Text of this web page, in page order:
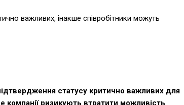
важливих, інакше співробітники можуть
статусу критично важливих для
ризикують втратити можливість